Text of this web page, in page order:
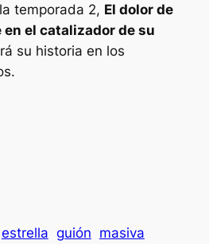
temporada 2, El dolor de
en el catalizador de su
su historia en los
estrella guión masiva